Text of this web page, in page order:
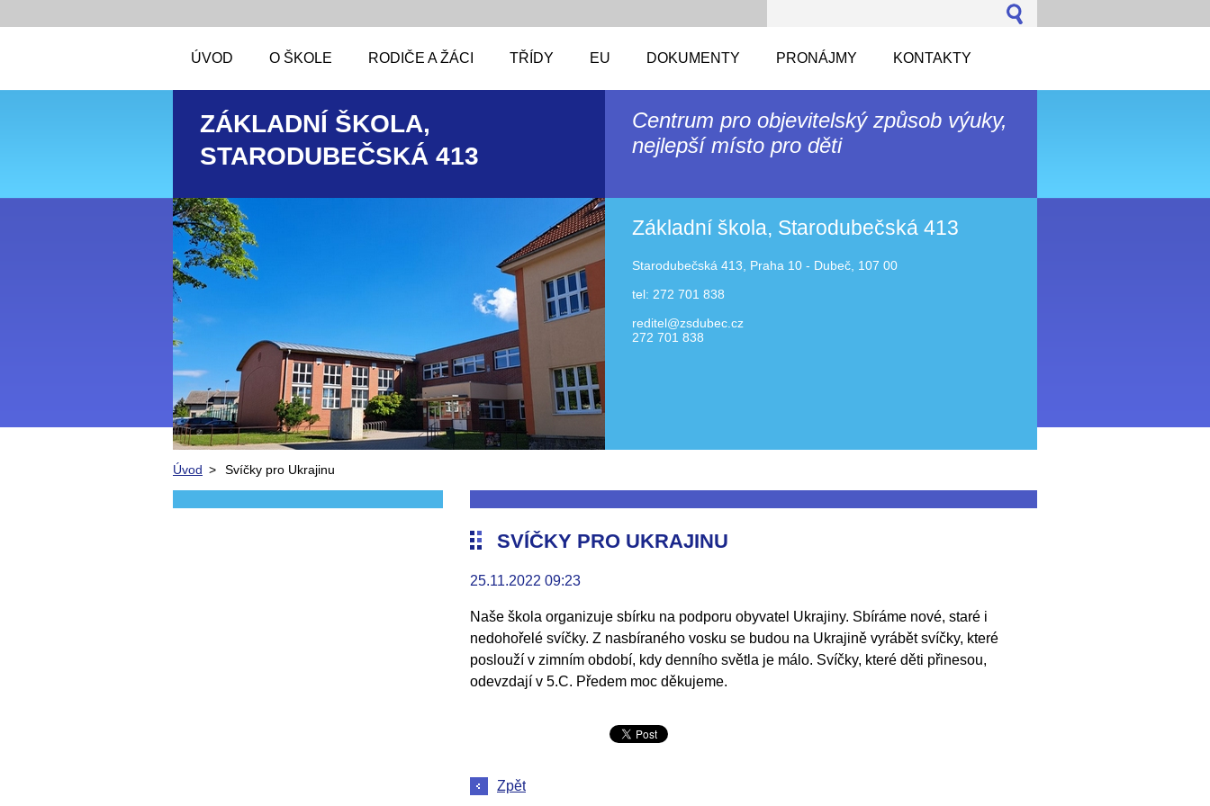
ÚVOD O ŠKOLE RODIČE A ŽÁCI TŘÍDY EU DOKUMENTY PRONÁJMY KONTAKTY
ZÁKLADNÍ ŠKOLA,
STARODUBEČSKÁ 413
Centrum pro objevitelský způsob výuky,
nejlepší místo pro děti
Základní škola, Starodubečská 413
Starodubečská 413, Praha 10 - Dubeč, 107 00
tel: 272 701 838
reditel@zsdubec.cz
272 701 838
Úvod > Svíčky pro Ukrajinu
SVÍČKY PRO UKRAJINU
25.11.2022 09:23
Naše škola organizuje sbírku na podporu obyvatel Ukrajiny. Sbíráme nové, staré i
nedohořelé svíčky. Z nasbíraného vosku se budou na Ukrajině vyrábět svíčky, které
poslouží v zimním období, kdy denního světla je málo. Svíčky, které děti přinesou,
odevzdají v 5.C. Předem moc děkujeme.
Zpět